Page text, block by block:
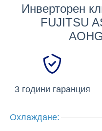
Инверторен
FUJITSU
3 години гаранция
Охлаждане: